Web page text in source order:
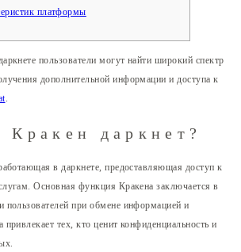
платформы
пользователи могут найти широкий спектр
дополнительной информации и доступа к
.
Кракен даркнет?
в даркнете, предоставляющая доступ к
Основная функция Кракена заключается в
пользователей при обмене информацией и
тех, кто ценит конфиденциальность и